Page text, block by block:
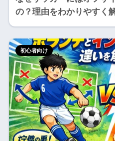
の？理由をわかりやすく
初心者向け